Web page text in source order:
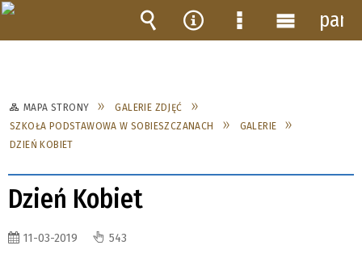
MAPA STRONY
GALERIE ZDJĘĆ
SZKOŁA PODSTAWOWA W SOBIESZCZANACH
GALERIE
DZIEŃ KOBIET
Dzień Kobiet
11-03-2019 543
Wyszukiwarka
Narzędzia
MenuMenu